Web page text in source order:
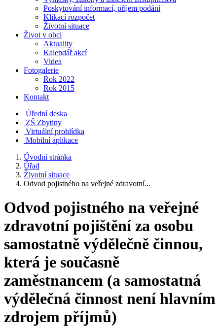
Poskytování informací, příjem podání
Klikací rozpočet
Životní situace
Život v obci
Aktuality
Kalendář akcí
Videa
Fotogalerie
Rok 2022
Rok 2015
Kontakt
Úřední deska
ZŠ Zbytiny
Virtuální prohlídka
Mobilní aplikace
Úvodní stránka
Úřad
Životní situace
Odvod pojistného na veřejné zdravotní...
Odvod pojistného na veřejné
zdravotní pojištění za osobu
samostatně výdělečně činnou,
která je současně
zaměstnancem (a samostatná
výdělečná činnost není hlavním
zdrojem příjmů)